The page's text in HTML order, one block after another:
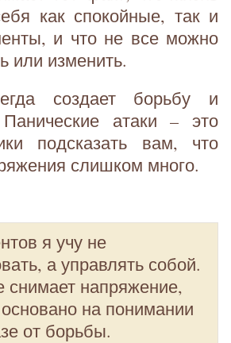
как спокойные, так и
и что не все можно
или изменить.
создает борьбу и
атаки – это
подсказать вам, что
слишком много.
я учу не
а управлять собой.
снимает напряжение,
на понимании
от борьбы.